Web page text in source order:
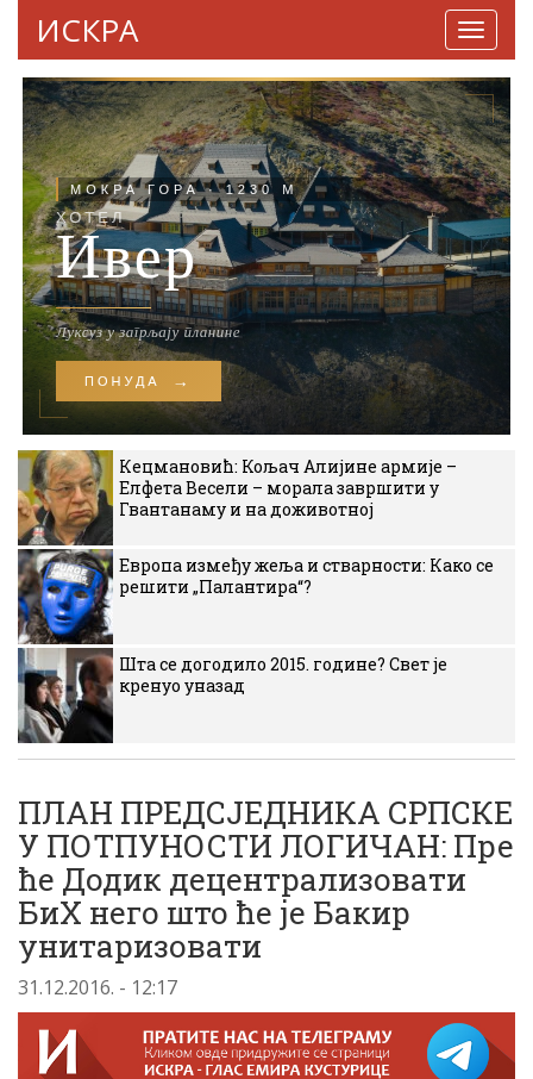
ИСКРА
Кецмановић: Кољач Алијине армије –
Елфета Весели – морала завршити у
Гвантанаму и на доживотној
Европа између жеља и стварности: Како се
решити „Палантира“?
Шта се догодило 2015. године? Свет је
кренуо уназад
ПЛАН ПРЕДСЈЕДНИКА СРПСКЕ
У ПОТПУНОСТИ ЛОГИЧАН: Пре
ће Додик децентрализовати
БиХ него што ће је Бакир
унитаризовати
31.12.2016. - 12:17